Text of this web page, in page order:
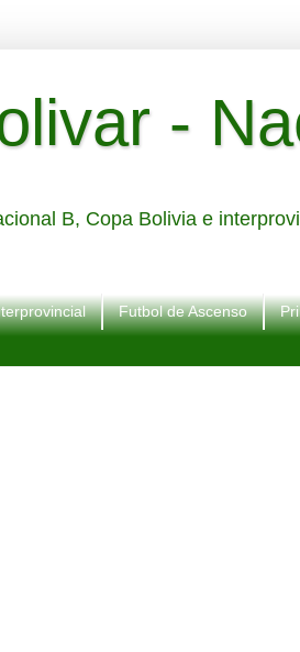
-
B, Copa Bolivia e
Futbol de Ascenso